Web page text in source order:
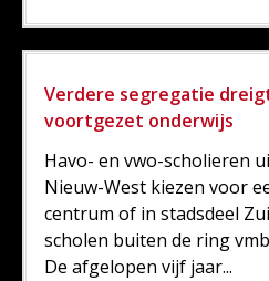
Verdere segregatie
voortgezet onderwijs
Havo- en vwo-scholieren
Nieuw-West kiezen voor
centrum of in stadsdeel
scholen buiten de ring
De afgelopen vijf jaar...